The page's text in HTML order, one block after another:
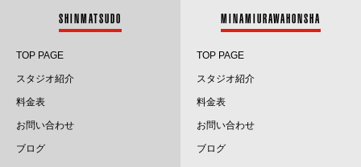
2024.6
SHINMATSUDO
TOP PAGE
スタジオ紹介
料金表
お問い合わせ
ブログ
MINAMIURAWAHONSHA
TOP PAGE
スタジオ紹介
料金表
お問い合わせ
ブログ